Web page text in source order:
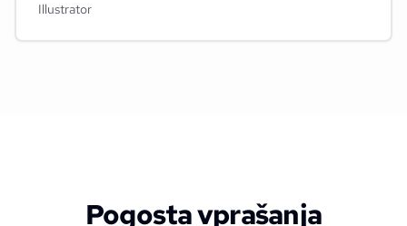
Illustrator
Pogosta vprašanja